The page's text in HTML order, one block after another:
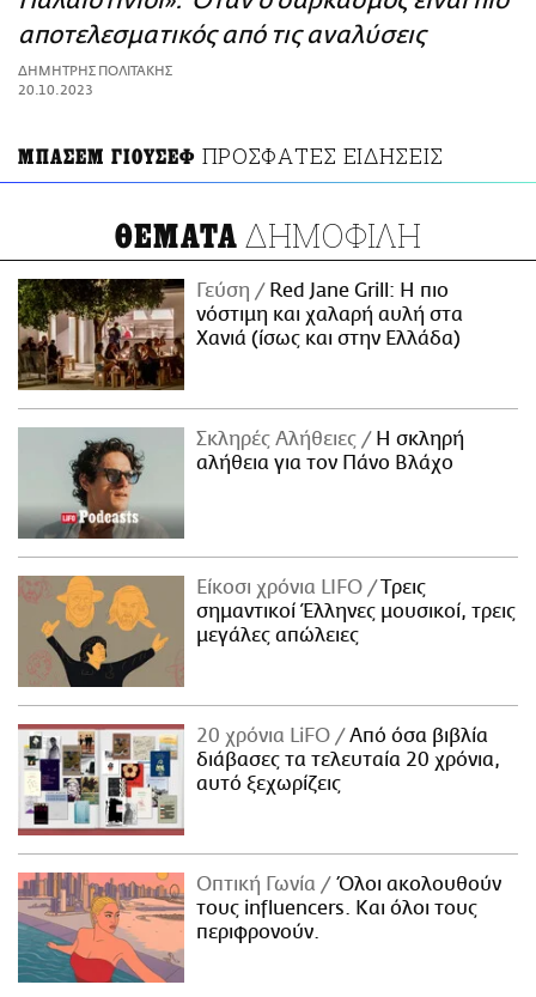
ΑΜΠΑ
PRINT
αποτελεσματικός από τις αναλύσεις
ΔΗΜΗΤΡΗΣ ΠΟΛΙΤΑΚΗΣ
20.10.2023
ΜΠΑΣΕΜ ΓΙΟΥΣΕΦ ΠΡΟΣΦΑΤΕΣ ΕΙΔΗΣΕΙΣ
ΘΕΜΑΤΑ ΔΗΜΟΦΙΛΗ
Γεύση
Red Jane Grill: Η πιο
νόστιμη και χαλαρή αυλή στα
Χανιά (ίσως και στην Ελλάδα)
Σκληρές Αλήθειες
H σκληρή
αλήθεια για τον Πάνο Βλάχο
Είκοσι χρόνια LIFO
Tρεις
σημαντικοί Έλληνες μουσικοί, τρεις
μεγάλες απώλειες
20 χρόνια LiFO
Από όσα βιβλία
διάβασες τα τελευταία 20 χρόνια,
αυτό ξεχωρίζεις
Οπτική Γωνία
Όλοι ακολουθούν
τους influencers. Και όλοι τους
περιφρονούν.